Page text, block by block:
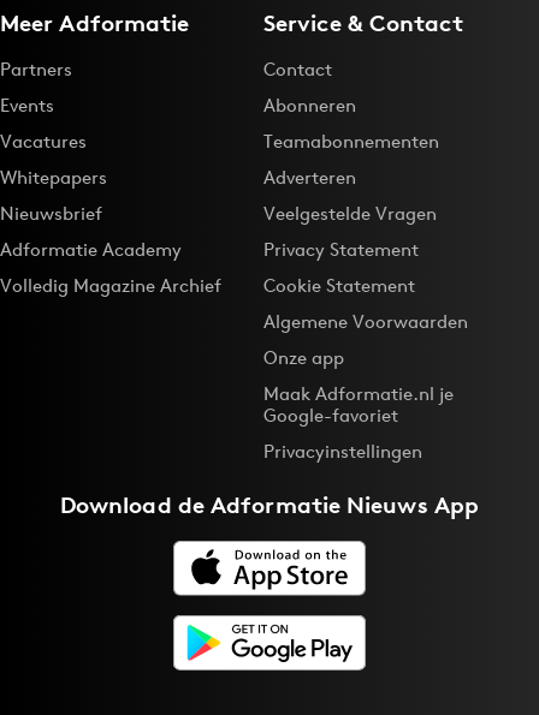
Meer Adformatie
Partners
Events
Vacatures
Whitepapers
Nieuwsbrief
Adformatie Academy
Volledig Magazine Archief
Service & Contact
Contact
Abonneren
Teamabonnementen
Adverteren
Veelgestelde Vragen
Privacy Statement
Cookie Statement
Algemene Voorwaarden
Onze app
Maak Adformatie.nl je
Google-favoriet
Privacyinstellingen
Download deAdformatie Nieuws App